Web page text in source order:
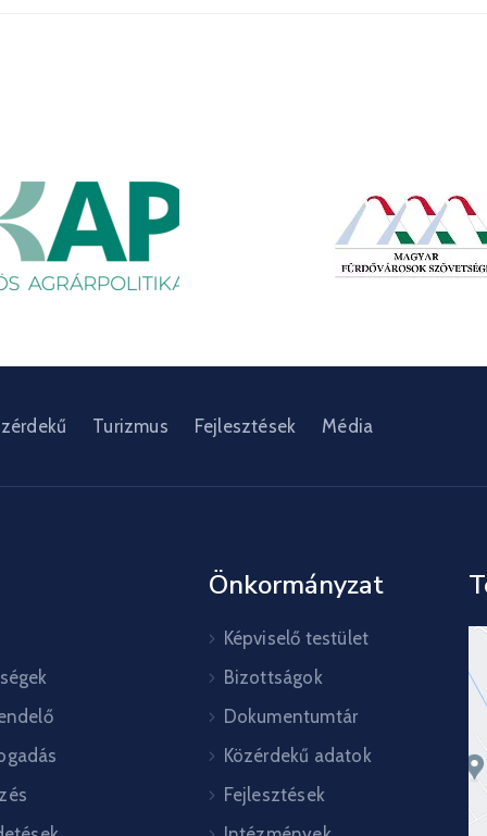
Turizmus Fejlesztések Média
Önkormányzat
Képviselő testület
Bizottságok
Dokumentumtár
Közérdekű adatok
Fejlesztések